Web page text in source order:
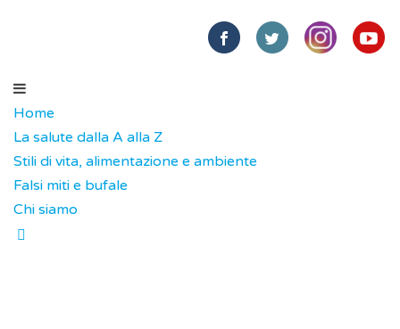
Home
La salute dalla A alla Z
Stili di vita, alimentazione e ambiente
Falsi miti e bufale
Chi siamo